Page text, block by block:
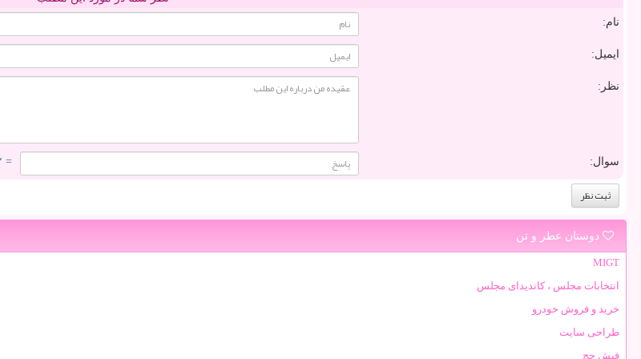
نام:
ایمیل:
نظر:
سوال: = ۲ بعلاوه ۱
دوستان عطر و تن
MIGT
انتخابات مجلس ، کاندیدای مجلس
خرید و فروش خودرو
طراحی سایت
فیش حج